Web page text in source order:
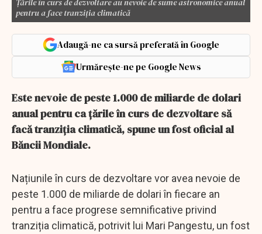
pentru a face tranziția climatică
Adaugă-ne ca sursă preferată în Google
Urmărește-ne pe Google News
Este nevoie de peste 1.000 de miliarde de dolari
anual pentru ca țările în curs de dezvoltare să
facă tranziția climatică, spune un fost oficial al
Băncii Mondiale.
Națiunile în curs de dezvoltare vor avea nevoie de
peste 1.000 de miliarde de dolari în fiecare an
pentru a face progrese semnificative privind
tranziția climatică, potrivit lui Mari Pangestu, un fost